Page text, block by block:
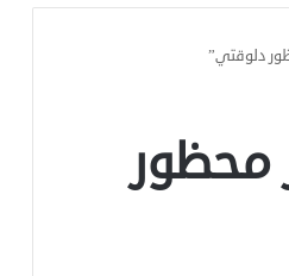
دلوقتي”
محظور